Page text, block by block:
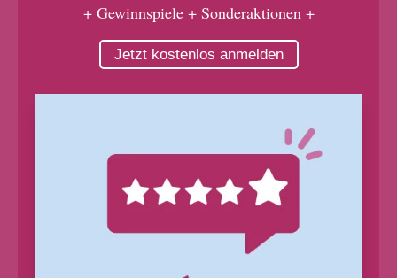
+ Gewinnspiele + Sonderaktionen +
Jetzt kostenlos anmelden